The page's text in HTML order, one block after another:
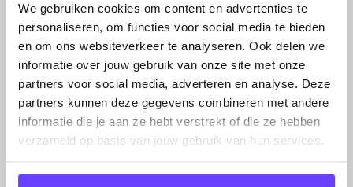
We gebruiken cookies om content en advertenties te
personaliseren, om functies voor social media te bieden
en om ons websiteverkeer te analyseren. Ook delen we
informatie over jouw gebruik van onze site met onze
partners voor social media, adverteren en analyse. Deze
partners kunnen deze gegevens combineren met andere
informatie die je aan ze hebt verstrekt of die ze hebben
verzameld op basis van jouw gebruik van hun services.
herkent bijvoorbeeld verschillende schrijfwijzen
van functietitels of datums en maakt deze
eenduidig, zoals het uniformeren van
datumnotaties (JJJJ-MM-DD of DD-MM-JJJJ).
Daarnaast worden alle cv’s standaard naar het
Engels vertaald, terwijl de originele teksten
juiste kandidaat niet alleen sneller, maar ook